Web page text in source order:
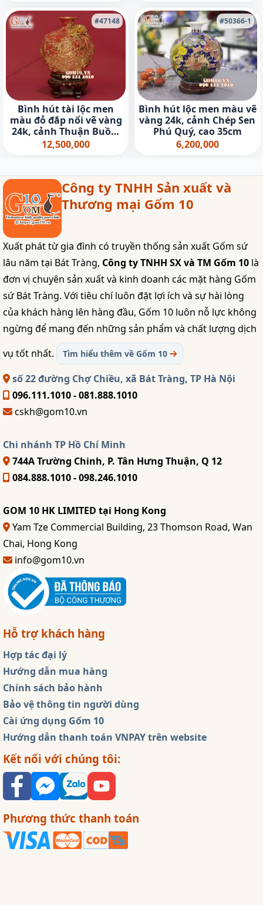
#47148
Bình hút tài lộc men
màu đỏ đắp nổi vẽ vàng
24k, cảnh Thuận Buồm
Xuôi Gió, cao 40cm
12,500,000
#50366-1
Bình hút lộc men màu vẽ
vàng 24k, cảnh Chép Sen
Phú Quý, cao 35cm
6,200,000
Công ty TNHH Sản xuất và
Thương mại Gốm 10
Xuất phát từ gia đình có truyền thống sản xuất Gốm sứ
lâu năm tại Bát Tràng, Công ty TNHH SX và TM Gốm 10 là
đơn vị chuyên sản xuất và kinh doanh các mặt hàng Gốm
sứ Bát Tràng. Với tiêu chí luôn đặt lợi ích và sự hài lòng
của khách hàng lên hàng đầu, Gốm 10 luôn nỗ lực không
ngừng để mang đến những sản phẩm và chất lượng dịch
vụ tốt nhất.
Tìm hiểu thêm về Gốm 10
số 22 đường Chợ Chiều, xã Bát Tràng, TP Hà Nội
096.111.1010 - 081.888.1010
cskh@gom10.vn
Chi nhánh TP Hồ Chí Minh
744A Trường Chinh, P. Tân Hưng Thuận, Q 12
084.888.1010 - 098.246.1010
GOM 10 HK LIMITED tại Hong Kong
Yam Tze Commercial Building, 23 Thomson Road, Wan
Chai, Hong Kong
info@gom10.vn
Hỗ trợ khách hàng
Hợp tác đại lý
Hướng dẫn mua hàng
Chính sách bảo hành
Bảo vệ thông tin người dùng
Cài ứng dụng Gốm 10
Hướng dẫn thanh toán VNPAY trên website
Kết nối với chúng tôi:
Phương thức thanh toán